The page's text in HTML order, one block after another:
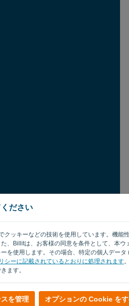
ださい
クッキーなどの技術を使用しています。機
、Billitは、お客様の同意を条件として、本
を使用します。その場合、特定の個人デー
シーに記載されているとおりに処理されます
ます。
を管理 オプションの Cookie を